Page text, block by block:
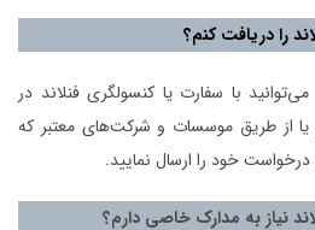
را دریافت کنم؟
با سفارت یا کنسولگری فنلاند در
یا از طریق موسسات و شرکت‌های معتبر که
خود را ارسال نمایید.
نیاز به مدارک خاصی دارم؟